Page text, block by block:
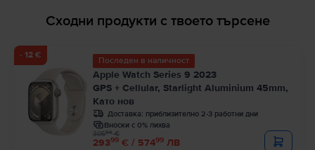
Сходни продукти с твоето търсене
- 12 €
Последен в наличност
Apple Watch Series 9 2023
GPS + Cellular, Starlight Aluminium 45mm,
Като нов
Доставка: приблизително 2-3 работни дни
Вноски с 0% лихва
29399 € / 57499 ЛВ
30599€